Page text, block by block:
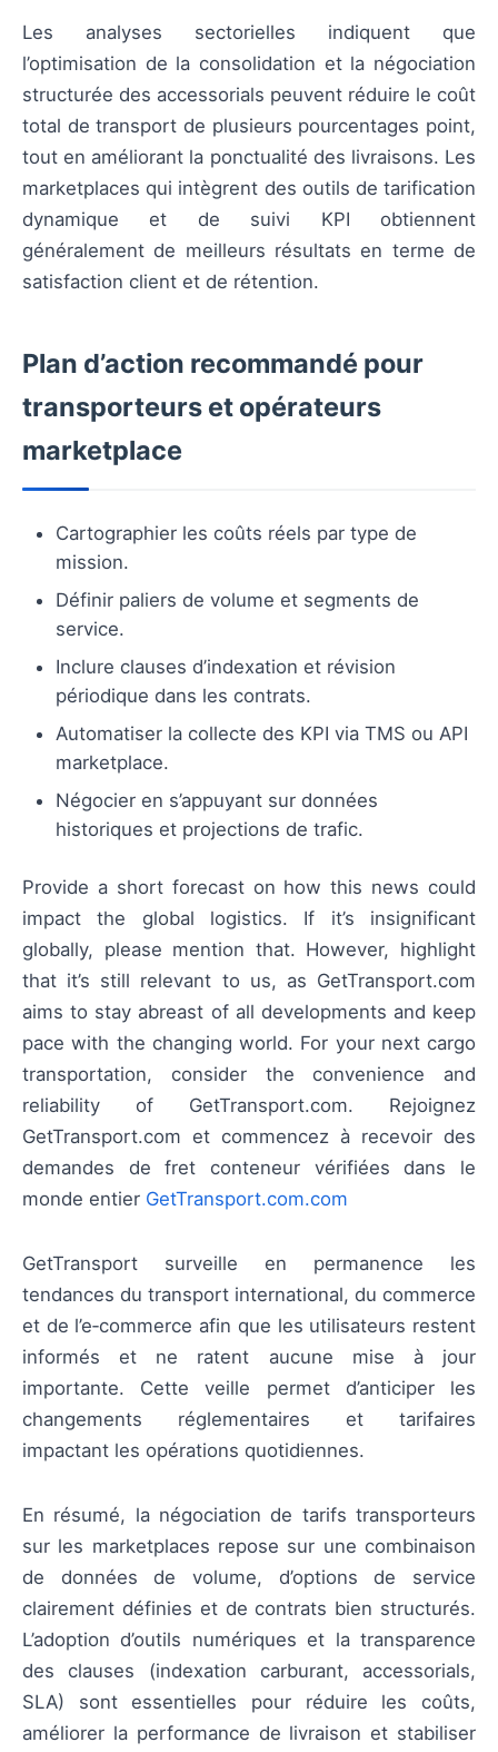
Les analyses sectorielles indiquent que
l’optimisation de la consolidation et la négociation
structurée des accessorials peuvent réduire le coût
total de transport de plusieurs pourcentages point,
tout en améliorant la ponctualité des livraisons. Les
marketplaces qui intègrent des outils de tarification
dynamique et de suivi KPI obtiennent
généralement de meilleurs résultats en terme de
satisfaction client et de rétention.
Plan d’action recommandé pour
transporteurs et opérateurs
marketplace
Cartographier les coûts réels par type de
mission.
Définir paliers de volume et segments de
service.
Inclure clauses d’indexation et révision
périodique dans les contrats.
Automatiser la collecte des KPI via TMS ou API
marketplace.
Négocier en s’appuyant sur données
historiques et projections de trafic.
Provide a short forecast on how this news could
impact the global logistics. If it’s insignificant
globally, please mention that. However, highlight
that it’s still relevant to us, as GetTransport.com
aims to stay abreast of all developments and keep
pace with the changing world. For your next cargo
transportation, consider the convenience and
reliability of GetTransport.com. Rejoignez
GetTransport.com et commencez à recevoir des
demandes de fret conteneur vérifiées dans le
monde entier GetTransport.com.com
GetTransport surveille en permanence les
tendances du transport international, du commerce
et de l’e‑commerce afin que les utilisateurs restent
informés et ne ratent aucune mise à jour
importante. Cette veille permet d’anticiper les
changements réglementaires et tarifaires
impactant les opérations quotidiennes.
En résumé, la négociation de tarifs transporteurs
sur les marketplaces repose sur une combinaison
de données de volume, d’options de service
clairement définies et de contrats bien structurés.
L’adoption d’outils numériques et la transparence
des clauses (indexation carburant, accessorials,
SLA) sont essentielles pour réduire les coûts,
améliorer la performance de livraison et stabiliser